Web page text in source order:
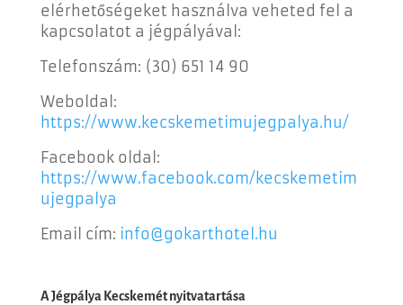
elérhetőségeket használva veheted fel a
kapcsolatot a jégpályával:
Telefonszám: (30) 651 14 90
Weboldal:
https://www.kecskemetimujegpalya.hu/
Facebook oldal:
https://www.facebook.com/kecskemetim
ujegpalya
Email cím: info@gokarthotel.hu
A Jégpálya Kecskemét nyitvatartása